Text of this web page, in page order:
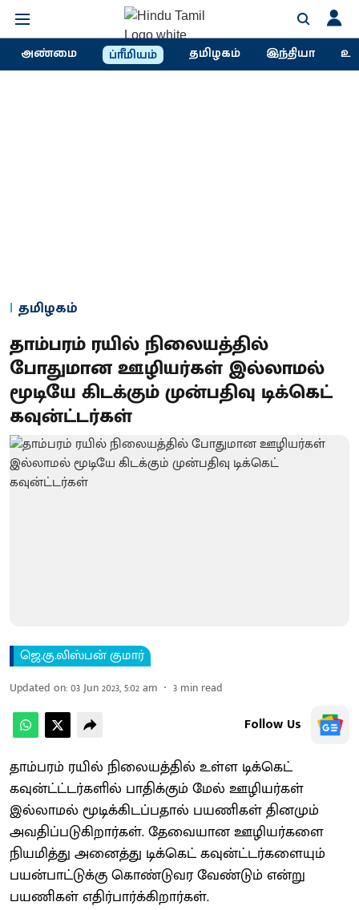
அண்மை ப்ரீமியம் தமிழகம் இந்தியா
தமிழகம்
தாம்பரம் ரயில் நிலையத்தில்
போதுமான ஊழியர்கள் இல்லாமல்
மூடியே கிடக்கும் முன்பதிவு டிக்கெட்
கவுன்ட்டர்கள்
ஜெ.கு.லிஸ்பன் குமார்
Updated on:03 Jun 2023, 5:02 am 3 min read
Follow Us
தாம்பரம் ரயில் நிலையத்தில் உள்ள டிக்கெட்
கவுன்ட்ட்டர்களில் பாதிக்கும் மேல் ஊழியர்கள்
இல்லாமல் மூடிக்கிடப்பதால் பயணிகள் தினமும்
அவதிப்படுகிறார்கள். தேவையான ஊழியர்களை
நியமித்து அனைத்து டிக்கெட் கவுன்ட்டர்களையும்
பயன்பாட்டுக்கு கொண்டுவர வேண்டும் என்று
பயணிகள் எதிர்பார்க்கிறார்கள்.